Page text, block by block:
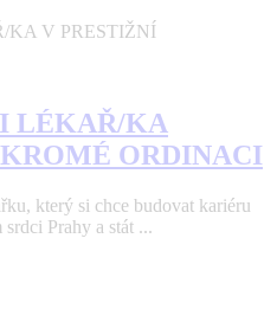
LÉKAŘ/KA
ORDINACI
který si chce budovat kariéru
Prahy a stát ...